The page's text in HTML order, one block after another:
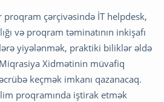
proqram çərçivəsində İT helpdesk,
və proqram təminatının inkişafı
yiyələnmək, praktiki biliklər əldə
Xidmətinin müvafiq
keçmək imkanı qazanacaq.
proqramında iştirak etmək